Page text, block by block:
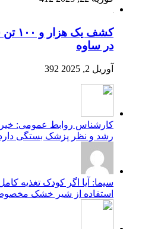
کشف
در ساوه
آوریل 2, 2025 392
کارشناس روابط عمومی:
رشد و نظر پزشک بستگی
سیما: آیا اگر کودک تغذیه
استفاده از شیر خشک